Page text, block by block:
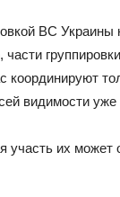
ВС
видимости
участь их